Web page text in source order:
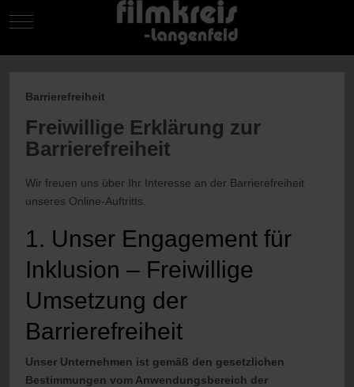
Mobile Menu Toggle
Barrierefreiheit
Freiwillige Erklärung zur
Barrierefreiheit
Wir freuen uns über Ihr Interesse an der Barrierefreiheit
unseres Online-Auftritts.
1. Unser Engagement für
Inklusion – Freiwillige
Umsetzung der
Barrierefreiheit
Unser Unternehmen ist gemäß den gesetzlichen
Bestimmungen vom Anwendungsbereich der